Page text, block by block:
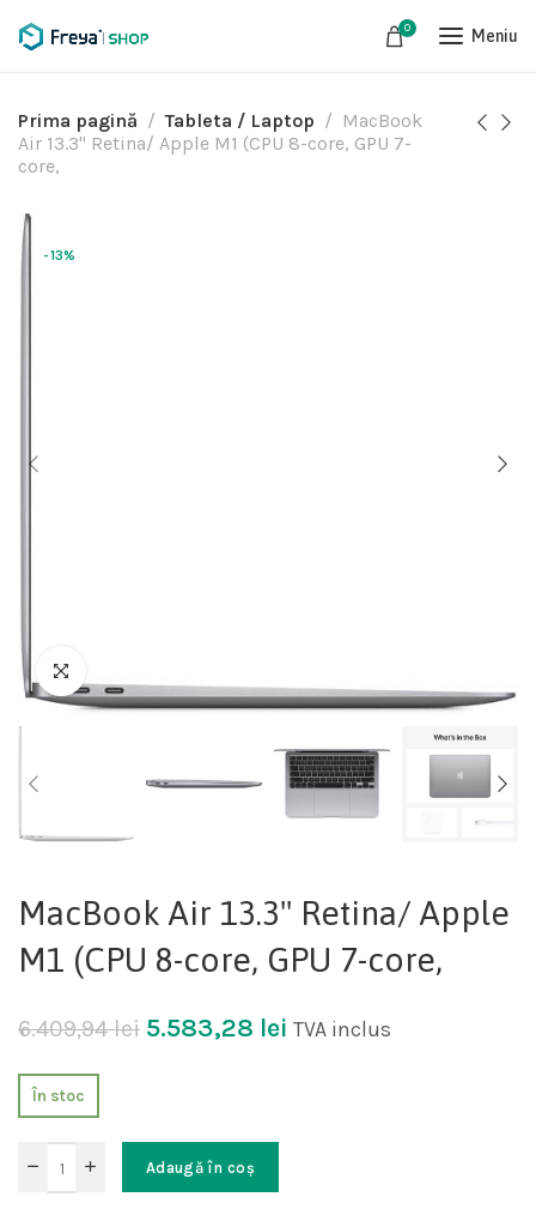
0 Meniu
Prima pagină Tableta / Laptop
MacBook
Air 13.3" Retina/ Apple M1 (CPU 8-core, GPU 7-
core,
-13%
MacBook Air 13.3" Retina/ Apple
M1 (CPU 8-core, GPU 7-core,
6.409,94lei 5.583,28 lei TVA inclus
În stoc
Adaugă în coș